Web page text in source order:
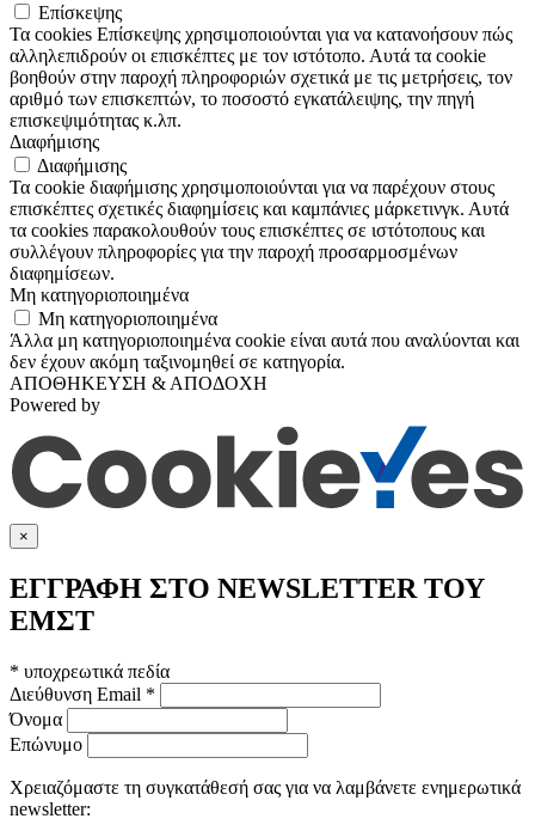
Επίσκεψης
Τα cookies Επίσκεψης χρησιμοποιούνται για να κατανοήσουν πώς
αλληλεπιδρούν οι επισκέπτες με τον ιστότοπο. Αυτά τα cookie
βοηθούν στην παροχή πληροφοριών σχετικά με τις μετρήσεις, τον
αριθμό των επισκεπτών, το ποσοστό εγκατάλειψης, την πηγή
επισκεψιμότητας κ.λπ.
Διαφήμισης
Διαφήμισης
Τα cookie διαφήμισης χρησιμοποιούνται για να παρέχουν στους
επισκέπτες σχετικές διαφημίσεις και καμπάνιες μάρκετινγκ. Αυτά
τα cookies παρακολουθούν τους επισκέπτες σε ιστότοπους και
συλλέγουν πληροφορίες για την παροχή προσαρμοσμένων
διαφημίσεων.
Μη κατηγοριοποιημένα
Μη κατηγοριοποιημένα
Άλλα μη κατηγοριοποιημένα cookie είναι αυτά που αναλύονται και
δεν έχουν ακόμη ταξινομηθεί σε κατηγορία.
ΑΠΟΘΗΚΕΥΣΗ & ΑΠΟΔΟΧΗ
Powered by
×
ΕΓΓΡΑΦΗ ΣΤΟ NEWSLETTER ΤΟΥ
ΕΜΣΤ
* υποχρεωτικά πεδία
Διεύθυνση Email *
Όνομα
Επώνυμο
Χρειαζόμαστε τη συγκατάθεσή σας για να λαμβάνετε ενημερωτικά
newsletter: